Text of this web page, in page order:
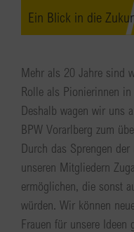
Ein Blick in die
Mehr als 20 Jahre sind
Rolle als Pionierinnen
Deshalb wagen wir uns
BPW Vorarlberg zum
Durch das Sprengen
unseren Mitgliedern
ermöglichen, die sonst
würden. Wir können
Frauen für unsere Ideen